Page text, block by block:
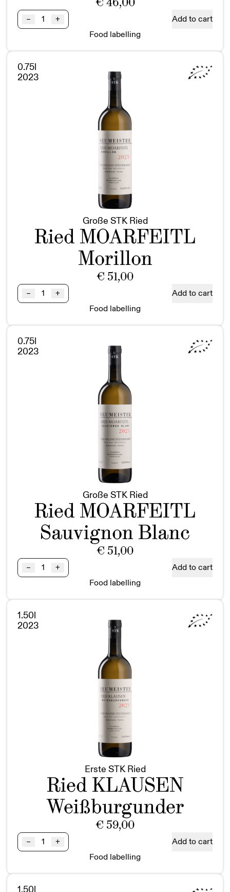
–
Ried
SAZIANI
Grauburgunder
GSTK
quantity
+
Add to cart
Food labelling
0.75l
2023
Große STK Ried
Ried MOARFEITL
Morillon
€ 51,00
–
Ried
MOARFEITL
GSTK
quantity
+
Add to cart
Food labelling
0.75l
2023
Große STK Ried
Ried MOARFEITL
Sauvignon Blanc
€ 51,00
–
Ried
MOARFEITL
Blanc
BIO
quantity
+
Add to cart
Food labelling
1.50l
2023
Erste STK Ried
Ried KLAUSEN
Weißburgunder
€ 59,00
–
Ried
KLAUSEN
Weißburgunder
1STK
+
Add to cart
Food labelling